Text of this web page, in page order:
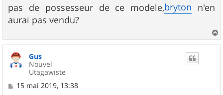
s
s
a
pas de possesseur de ce modele,bryton n'en
aurai pas vendu?
a
Gus
Nouvel
Utagawiste
M15 mai 2019, 13:38